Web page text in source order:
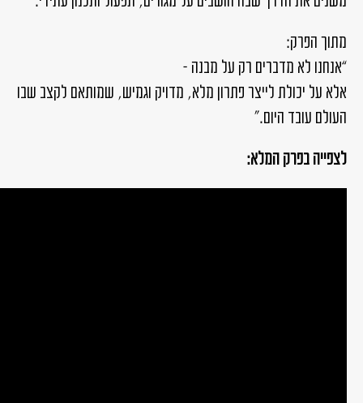
מתוך הפרק:
“אנחנו לא מדברים רק על מבנה –
אלא על יכולת לייצר פתרון מלא, מדויק וגמיש, שמותאם לקצב שבו
העולם עובד היום.”
לצפייה בפרק המלא: